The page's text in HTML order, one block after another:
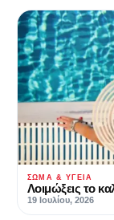
ΣΏΜΑ & ΥΓΕΊΑ
Λοιμώξεις το
19 Ιουλίου, 2026